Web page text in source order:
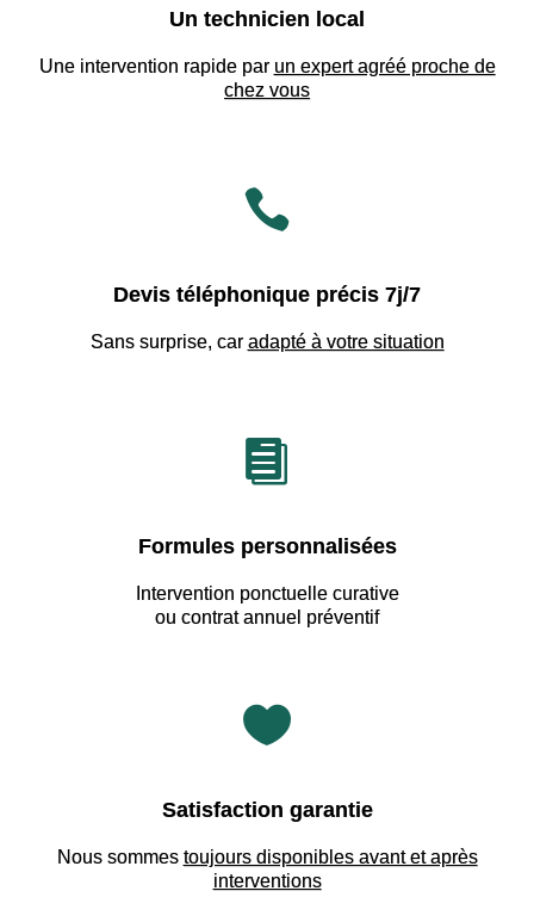
Un technicien local
Une intervention rapide par un expert agréé proche de
chez vous

Devis téléphonique précis 7j/7
Sans surprise, car adapté à votre situation

Formules personnalisées
Intervention ponctuelle curative
ou contrat annuel préventif

Satisfaction garantie
Nous sommes toujours disponibles avant et après
interventions